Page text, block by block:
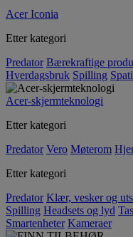
Acer Iconia
Etter kategori
Predator Bærekraftige
Hverdagsbruk Spilling
Acer-skjermteknologi
Etter kategori
Predator Vero Møterom
Etter kategori
Predator Klær, vesker og
Spilling Headsets og lyd
Smartenheter Kameraer